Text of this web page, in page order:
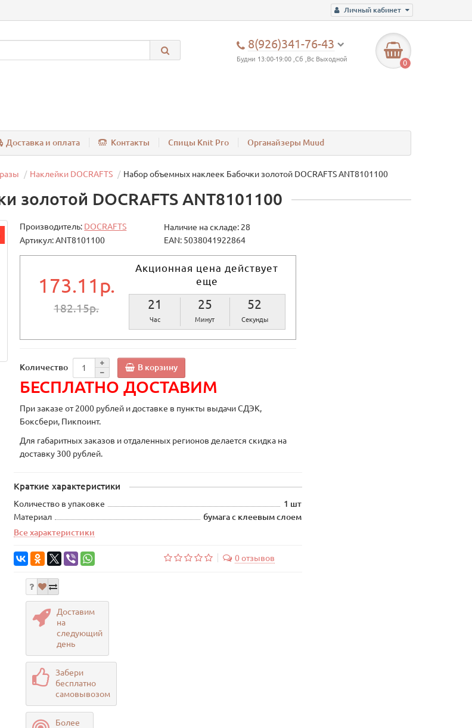
Личный кабинет
8(926)341-76-43
Будни 13:00-19:00 ,Сб ,Вс Выходной 0
Доставка и оплата Контакты Спицы Knit Pro Органайзеры Muud
Наклейки DOCRAFTS Набор объемных наклеек Бабочки золотой DOCRAFTS ANT8101100
DOCRAFTS ANT8101100
Производитель: DOCRAFTS
Наличие на складе: 28
Артикул: ANT8101100
EAN: 5038041922864
173.11р.
182.15р.
Акционная цена действует
еще
21
Час
25
Минут
52
Секунды
Количество В корзину
БЕСПЛАТНО ДОСТАВИМ
При заказе от 2000 рублей и доставке в пункты выдачи СДЭК,
Боксбери, Пикпоинт.
Для габаритных заказов и отдаленных регионов делается скидка на
доставку 300 рублей.
Краткие характеристики
Количество в упаковке
1 шт
Материал
бумага с клеевым слоем
Все характеристики
0 отзывов
Доставим
на
следующий
день
Забери
бесплатно
самовывозом
Более